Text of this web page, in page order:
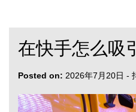
在快手怎么吸
Posted on: 2026年7月20日 -